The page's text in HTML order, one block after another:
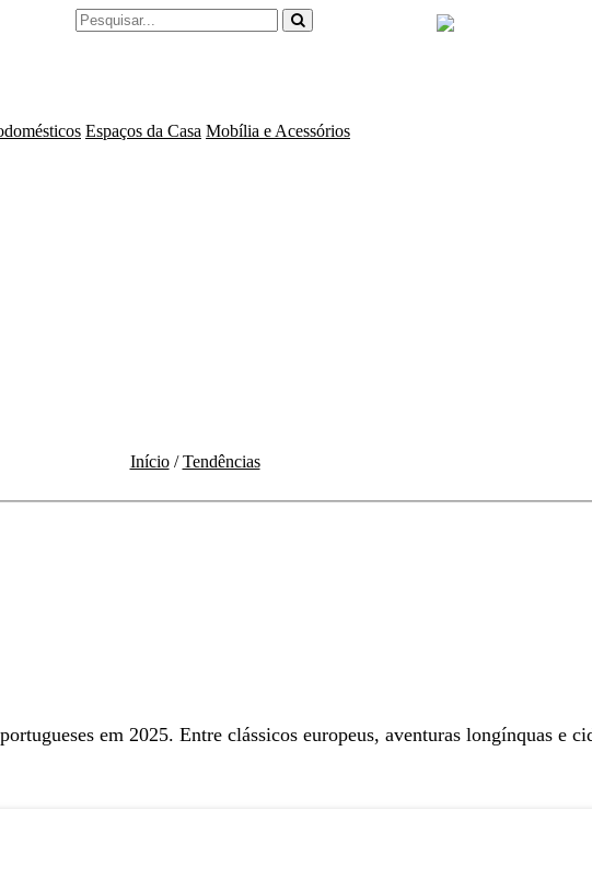
Espaços da Casa Mobília e Acessórios
Início/Tendências
em 2025. Entre clássicos europeus, aventuras longínquas e